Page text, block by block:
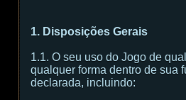
1. Disposições Gerais
1.1. O seu uso do Jogo de
qualquer forma dentro de sua
declarada, incluindo: